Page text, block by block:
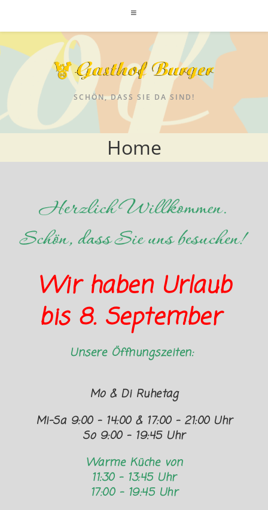
SCHÖN, DASS SIE DA SIND!
Home
Wir haben Urlaub
bis 8. September
Unsere Öffnungszeiten:
Mo & Di Ruhetag
Mi-Sa 9:00 – 14:00 & 17:00 – 21:00 Uhr
So 9:00 – 19:45 Uhr
Warme Küche von
11:30 – 13:45 Uhr
17:00 – 19:45 Uhr